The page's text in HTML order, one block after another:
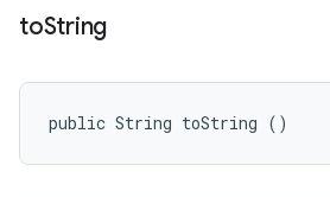
toString
public String toString ()